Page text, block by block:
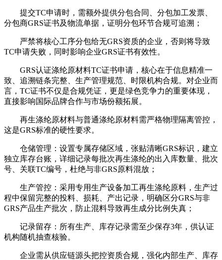
提交TC申请时，需额外提供分包合同、分包加工发票、
分包商GRS证书及物流单据，证明分包环节合规可追溯；
严禁将核心工序分包给无GRS资质的企业，否则将导致
TC申请失败，同时影响企业GRS证书有效性。
GRS认证涤纶原材料TC证书申请，核心在于信息精准一
致、追溯链条完整、生产管理规范、时限机构合规。对企业而
言，TC证书不仅是合规凭证，更是绿色竞争力的重要体现，
直接影响国际品牌合作与市场份额拓展。
再生涤纶原材料与普通涤纶原材料需严格物理隔离管控，
这是GRS标准的硬性要求。
仓储管理：设置专属存储区域，张贴清晰GRS标识，建立
独立库存台账，详细记录每批次再生涤纶的出入库数量、批次
号、关联TC编号，杜绝与非GRS原料混放；
生产管控：采用专用生产设备加工再生涤纶原料，生产过
程中保留完整的投料、损耗、产出记录，明确区分GRS与非
GRS产品生产批次，防止混料导致再生成分比例失真；
记录留存：所有生产、库存记录需至少保存3年，供认证
机构随机抽查核验。
企业需从供应链源头把控资质合规，强化内部生产、库存